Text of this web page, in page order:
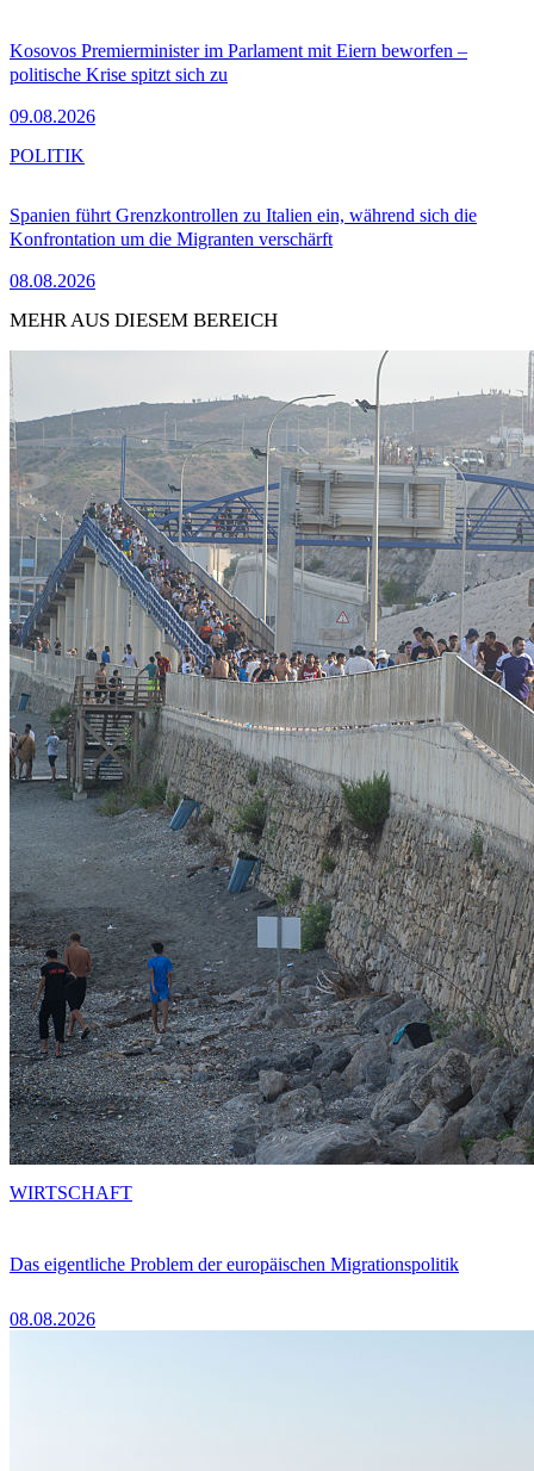
Kosovos Premierminister im Parlament mit Eiern beworfen –
politische Krise spitzt sich zu
09.08.2026
Spanien führt Grenzkontrollen zu Italien ein, während sich die
Konfrontation um die Migranten verschärft
08.08.2026
POLITIK
MEHR AUS DIESEM BEREICH
Das eigentliche Problem der europäischen Migrationspolitik
08.08.2026
WIRTSCHAFT